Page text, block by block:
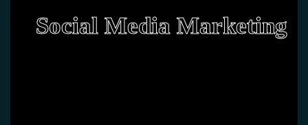
Social Media Marketing